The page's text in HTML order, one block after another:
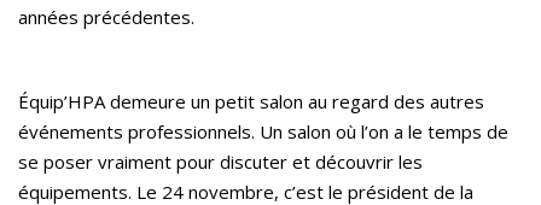
années précédentes.
Équip’HPA demeure un petit salon au regard des autres
événements professionnels. Un salon où l’on a le temps de
se poser vraiment pour discuter et découvrir les
équipements. Le 24 novembre, c’est le président de la